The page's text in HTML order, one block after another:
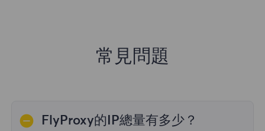
常見問題
FlyProxy的IP總量有多少？